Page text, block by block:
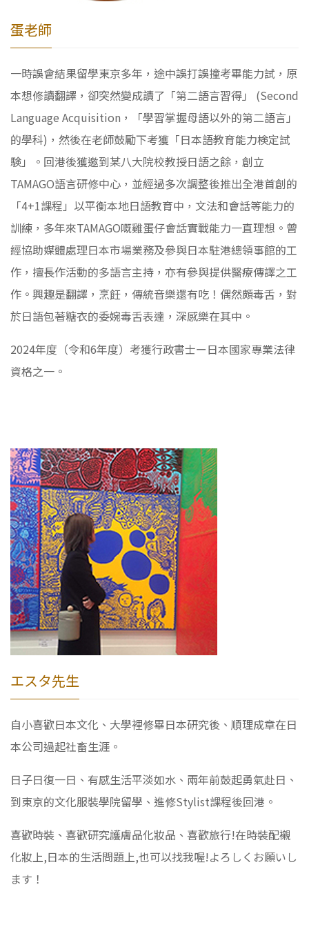
蛋老師
一時誤會結果留學東京多年，途中誤打誤撞考畢能力試，原
本想修讀翻譯，卻突然變成讀了「第二語言習得」 (Second
Language Acquisition，「學習掌握母語以外的第二語言」
的學科)，然後在老師鼓勵下考獲「日本語教育能力検定試
験」。回港後獲邀到某八大院校教授日語之餘，創立
TAMAGO語言研修中心，並經過多次調整後推出全港首創的
「4+1課程」以平衡本地日語教育中，文法和會話等能力的
訓練，多年來TAMAGO嘅雞蛋仔會話實戰能力一直理想。曾
經協助媒體處理日本市場業務及參與日本駐港總領事館的工
作，擅長作活動的多語言主持，亦有參與提供醫療傳譯之工
作。興趣是翻譯，烹飪，傳統音樂還有吃！偶然頗毒舌，對
於日語包著糖衣的委婉毒舌表達，深感樂在其中。
2024年度（令和6年度）考獲行政書士ー日本國家專業法律
資格之一。
エスタ先生
自小喜歡日本文化、大學裡修畢日本研究後、順理成章在日
本公司過起社畜生涯。
日子日復一日、有感生活平淡如水、兩年前鼓起勇氣赴日、
到東京的文化服裝學院留學、進修Stylist課程後回港。
喜歡時裝、喜歡研究護膚品化妝品、喜歡旅行!在時裝配襯
化妝上,日本的生活問題上,也可以找我喔!よろしくお願いし
ます！